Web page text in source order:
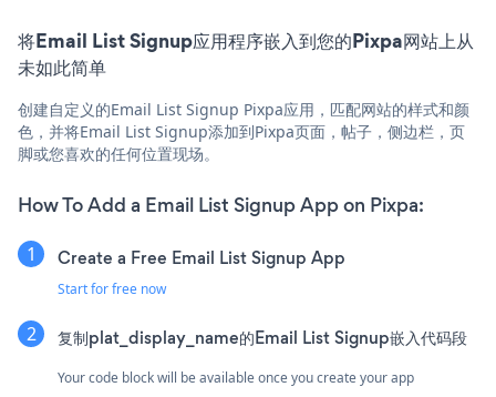
将Email List Signup应用程序嵌入到您的Pixpa网站上从
未如此简单
创建自定义的Email List Signup Pixpa应用，匹配网站的样式和颜
色，并将Email List Signup添加到Pixpa页面，帖子，侧边栏，页
脚或您喜欢的任何位置现场。
How To Add a Email List Signup App on Pixpa:
Create a Free Email List Signup App
Start for free now
复制plat_display_name的Email List Signup嵌入代码段
Your code block will be available once you create your app